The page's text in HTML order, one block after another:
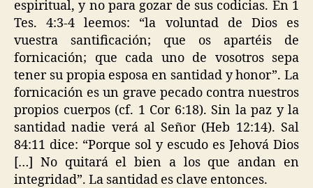
espiritual, y no para gozar de sus codicias. En 1
Tes. 4:3-4 leemos: “la voluntad de Dios es
vuestra santificación; que os apartéis de
fornicación; que cada uno de vosotros sepa
tener su propia esposa en santidad y honor”. La
fornicación es un grave pecado contra nuestros
propios cuerpos (cf. 1 Cor 6:18). Sin la paz y la
santidad nadie verá al Señor (Heb 12:14). Sal
84:11 dice: “Porque sol y escudo es Jehová Dios
[…] No quitará el bien a los que andan en
integridad”. La santidad es clave entonces.